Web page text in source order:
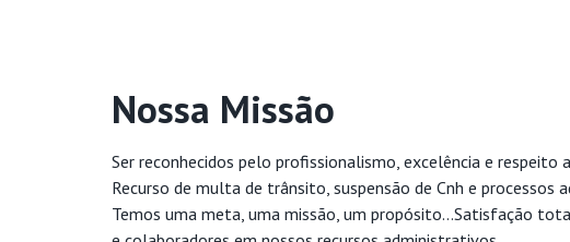
Nossa Missão
Ser reconhecidos pelo profissionalismo, excelência e respeito
Recurso de multa de trânsito, suspensão de Cnh e processos
Temos uma meta, uma missão, um propósito...Satisfação